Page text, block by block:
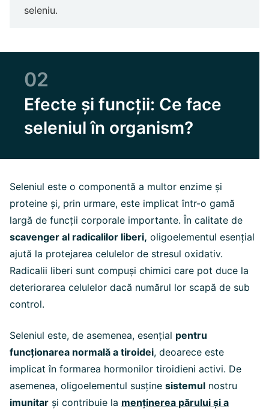
seleniu.
02
Efecte și funcții: Ce face
seleniul în organism?
Seleniul este o componentă a multor enzime și
proteine și, prin urmare, este implicat într-o gamă
largă de funcții corporale importante. În calitate de
scavenger al radicalilor liberi, oligoelementul esențial
ajută la protejarea celulelor de stresul oxidativ.
Radicalii liberi sunt compuși chimici care pot duce la
deteriorarea celulelor dacă numărul lor scapă de sub
control.
Seleniul este, de asemenea, esențial pentru
funcționarea normală a tiroidei, deoarece este
implicat în formarea hormonilor tiroidieni activi. De
asemenea, oligoelementul susține sistemul nostru
imunitar și contribuie la menținerea părului și a